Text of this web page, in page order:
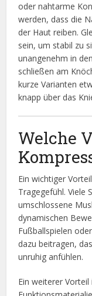
oder nahtarme
werden, dass die
der Haut reiben.
sein, um stabil zu
unangenehm in
schließen am
kurze Varianten
knapp über das
Welche
Ein wichtiger
Tragegefühl. Viele
umschlossene
dynamischen
Fußballspielen
dazu beitragen,
unruhig anfühlen.
Ein weiterer